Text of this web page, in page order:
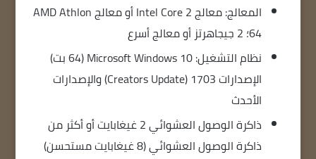
المعالج: معالج Intel Core 2 أو معالج AMD Athlon
64؛ 2 جيجاهرتز أو معالج أسرع
نظام التشغيل: Microsoft Windows 10 (64 بت)
الإصدارات 1703 (Creators Update) والإصدارات
الأحدث
ذاكرة الوصول العشوائي 2 غيغابايت أو أكثر من
ذاكرة الوصول العشوائي (8 غيغابايت مستحسن)